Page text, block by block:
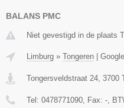
BALANS PMC
Niet gevestigd in de plaats
Limburg » Tongeren
Tongersveldstraat 24, 3700
Tel: 0478771090, Fax: -,